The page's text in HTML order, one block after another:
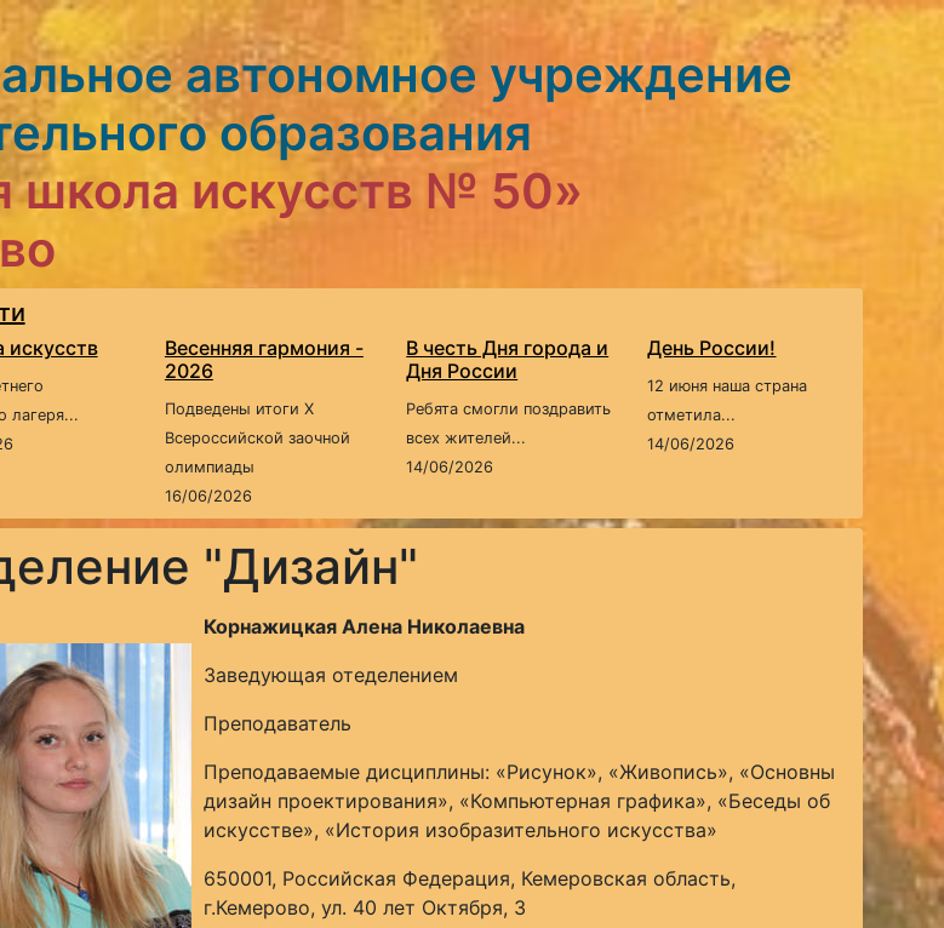
автономное учреждение
образования
школа искусств № 50»
искусств
лагеря...
Весенняя гармония -
2026
Подведены итоги X
Всероссийской заочной
олимпиады
16/06/2026
В честь Дня города и
Дня России
Ребята смогли поздравить
всех жителей...
14/06/2026
День России!
12 июня наша страна
отметила...
14/06/2026
"Дизайн"
Корнажицкая Алена Николаевна
Заведующая отеделением
Преподаватель
Преподаваемые дисциплины: «Рисунок», «Живопись», «Основны
дизайн проектирования», «Компьютерная графика», «Беседы об
искусстве», «История изобразительного искусства»
650001, Российская Федерация, Кемеровская область,
г.Кемерово, ул. 40 лет Октября, 3